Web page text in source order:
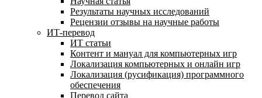
Результаты научных исследований
Рецензии отзывы на научные работы
ИТ-перевод
ИТ статьи
Контент и мануал для компьютерных игр
Локализация компьютерных и онлайн игр
Локализация (русификация) программного
обеспечения
Перевод сайта